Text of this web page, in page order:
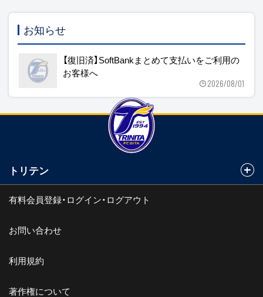
お知らせ
【復旧済】SoftBankまとめて支払いをご利用の
お客様へ
2026/08/01
トリテン
有料会員登録・ログイン・ログアウト
お問い合わせ
利用規約
著作権について